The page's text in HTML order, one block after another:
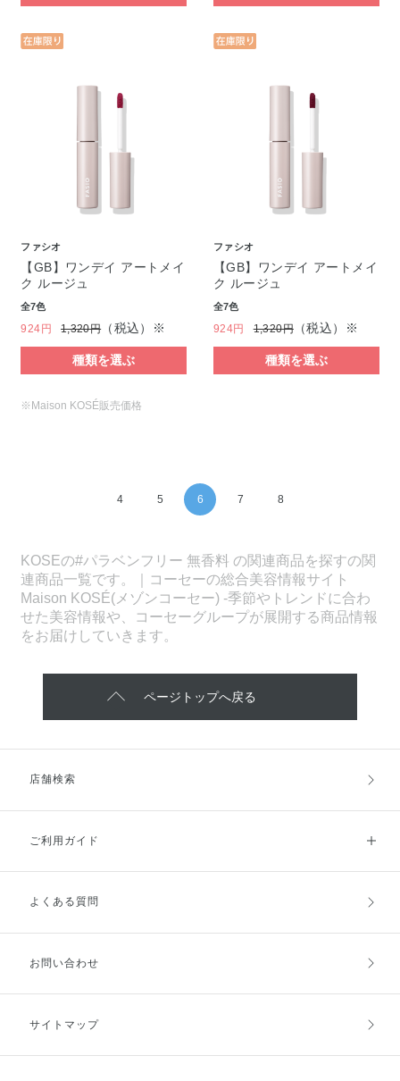
ファシオ
【GB】ワンデイ アートメイ
ク ルージュ
全7色
924円 1,320円（税込）※
種類を選ぶ
ファシオ
【GB】ワンデイ アートメイ
ク ルージュ
全7色
924円 1,320円（税込）※
種類を選ぶ
※Maison KOSÉ販売価格
4 5 6 7 8
KOSEの#パラベンフリー 無香料 の関連商品を探すの関
連商品一覧です。｜コーセーの総合美容情報サイト
Maison KOSÉ(メゾンコーセー) -季節やトレンドに合わ
せた美容情報や、コーセーグループが展開する商品情報
をお届けしていきます。
ページトップへ戻る
店舗検索
ご利用ガイド
ご利用ガイドトップ
お支払方法
キャンセル・返品・交換
よくある質問
お問い合わせ
サイトマップ